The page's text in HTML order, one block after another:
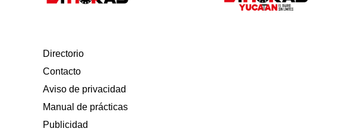
Directorio
Contacto
Aviso de privacidad
Manual de prácticas
Publicidad